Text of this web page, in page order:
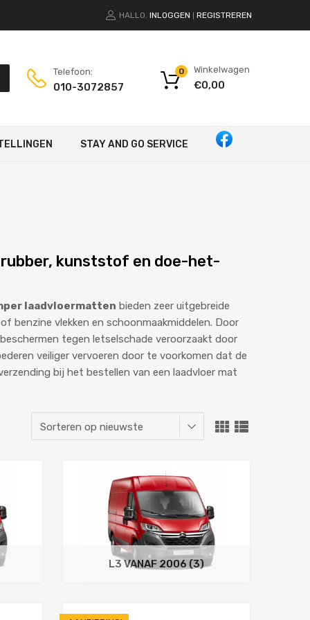
HALLO. INLOGGEN REGISTREREN
Telefoon:
010-3072857
Winkelwagen
€0,00
0
STAY AND GO SERVICE
kunststof en doe-het-
laadvloermatten bieden zeer uitgebreide
benzine vlekken en schoonmaakmiddelen. Door
tegen letselschade veroorzaakt door
veiliger vervoeren door te voorkomen dat de
bij het bestellen van een laadvloer mat
L3 VANAF 2006 (3)